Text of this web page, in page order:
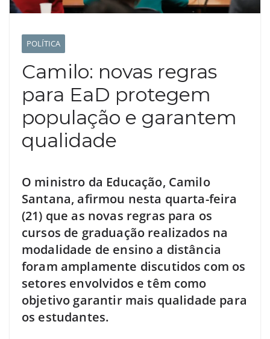
POLÍTICA
Camilo: novas regras
para EaD protegem
população e garantem
qualidade
O ministro da Educação, Camilo
Santana, afirmou nesta quarta-feira
(21) que as novas regras para os
cursos de graduação realizados na
modalidade de ensino a distância
foram amplamente discutidos com os
setores envolvidos e têm como
objetivo garantir mais qualidade para
os estudantes.